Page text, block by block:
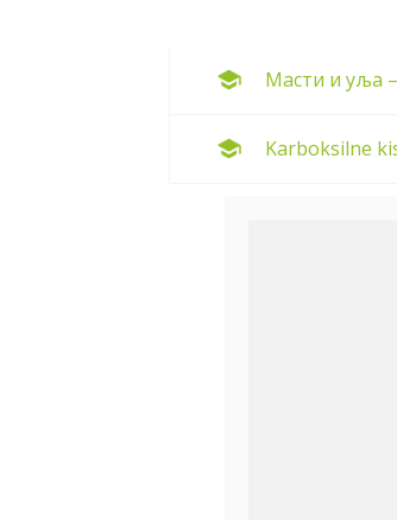
Масти и уља
Karboksilne